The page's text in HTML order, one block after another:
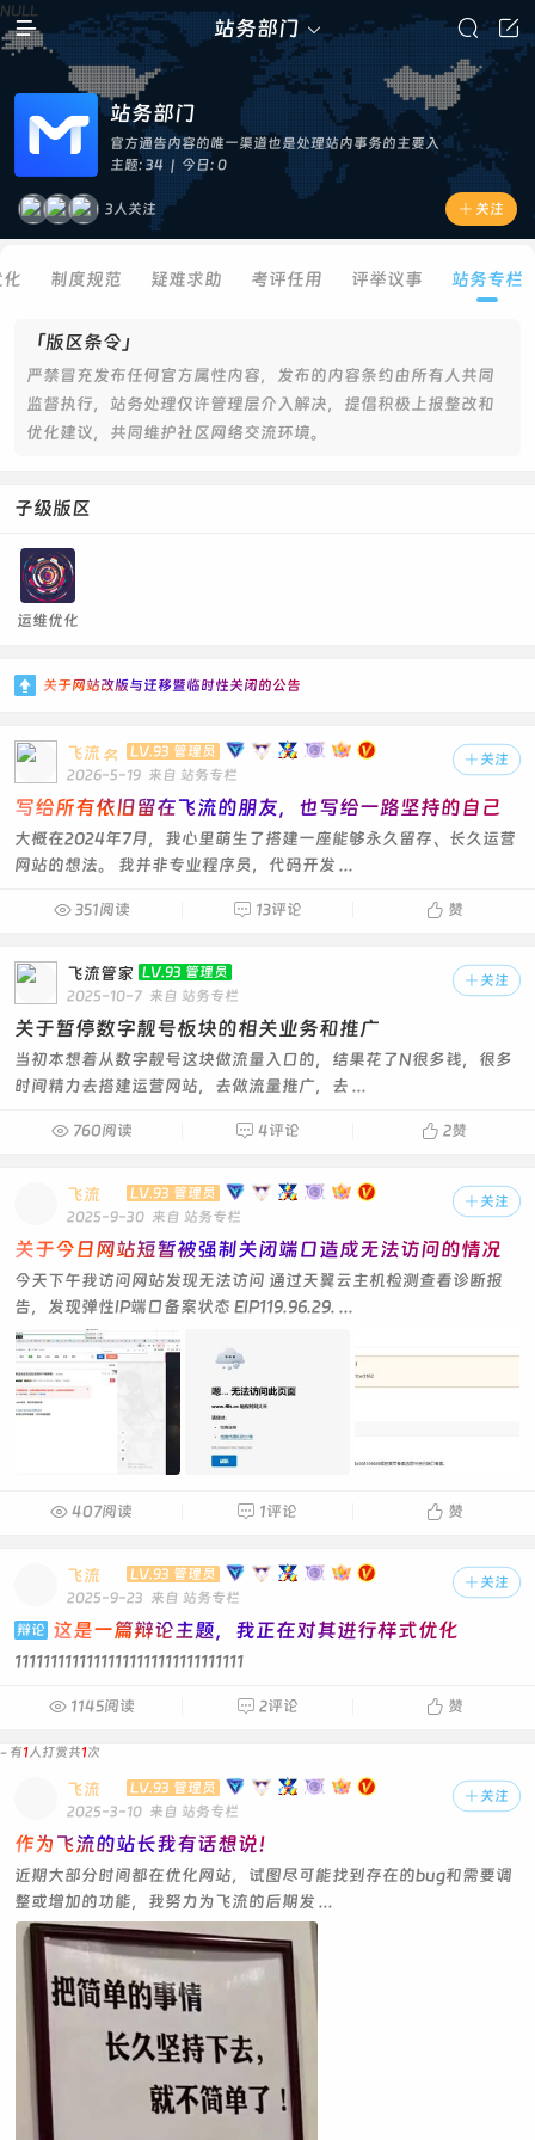
NULL
 站务部门  

 关注
站务部门
官方通告内容的唯一渠道也是处理站内事务的主要入
口，社区政策由管理层研究决议或是用户投票决定。
主题: 34 | 今日: 0
3人关注
制度规范 疑难求助 考评任用 评举议事 站务专栏
「版区条令」
严禁冒充发布任何官方属性内容，发布的内容条约由所有人共同
监督执行，站务处理仅许管理层介入解决，提倡积极上报整改和
优化建议，共同维护社区网络交流环境。
子级版区
运维优化
 关于网站改版与迁移暨临时性关闭的公告
 关注
飞流
LV.93 管理员
2026-5-19 来自 站务专栏
写给所有依旧留在飞流的朋友，也写给一路坚持的自己
大概在2024年7月，我心里萌生了搭建一座能够永久留存、长久运营
网站的想法。 我并非专业程序员，代码开发 ...
 351阅读  13评论  赞
 关注
飞流管家 LV.93 管理员
2025-10-7 来自 站务专栏
关于暂停数字靓号板块的相关业务和推广
当初本想着从数字靓号这块做流量入口的，结果花了N很多钱，很多
时间精力去搭建运营网站，去做流量推广，去 ...
 760阅读  4评论  2赞
 关注
飞流
LV.93 管理员
2025-9-30 来自 站务专栏
关于今日网站短暂被强制关闭端口造成无法访问的情况
今天下午我访问网站发现无法访问 通过天翼云主机检测查看诊断报
告，发现弹性IP端口备案状态 EIP119.96.29. ...
 407阅读  1评论  赞
 关注
飞流
LV.93 管理员
2025-9-23 来自 站务专栏
辩论 这是一篇辩论主题，我正在对其进行样式优化
11111111111111111111111111111111
 1145阅读  2评论  赞
- 有1人打赏共1次
 关注
飞流
LV.93 管理员
2025-3-10 来自 站务专栏
作为飞流的站长我有话想说！
近期大部分时间都在优化网站，试图尽可能找到存在的bug和需要调
整或增加的功能，我努力为飞流的后期发 ...